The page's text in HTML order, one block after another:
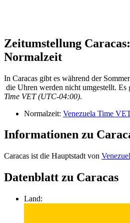
Zeitumstellung
Normalzeit
In Caracas gibt es während der
die Uhren werden nicht umgestellt. Es
Time VET (UTC-04:00).
Normalzeit: Venezuela Time
Informationen zu
Caracas ist die Hauptstadt von
Datenblatt zu Caracas
Land: